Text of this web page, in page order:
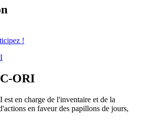
!
ORI
en charge de l'inventaire et de la
en faveur des papillons de jours,